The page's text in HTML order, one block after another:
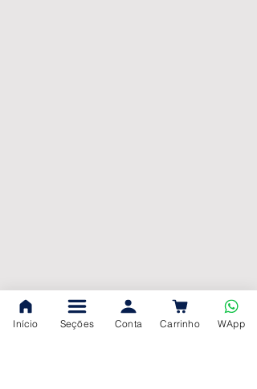
Início Seções Conta Carrinho WApp